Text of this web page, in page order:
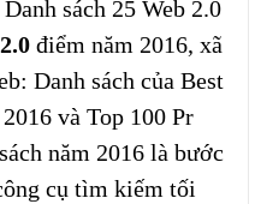
sách 25 Web 2.0
điểm năm 2016, xã
Danh sách của Best
và Top 100 Pr
năm 2016 là bước
cụ tìm kiếm tối